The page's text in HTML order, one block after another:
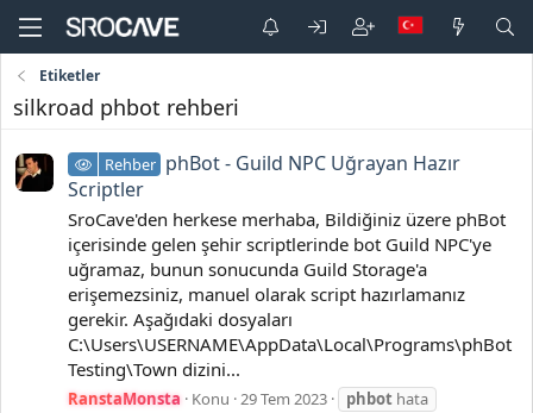
Etiketler
silkroad phbot rehberi
Rehber phBot - Guild NPC Uğrayan Hazır
Scriptler
SroCave'den herkese merhaba, Bildiğiniz üzere phBot
içerisinde gelen şehir scriptlerinde bot Guild NPC'ye
uğramaz, bunun sonucunda Guild Storage'a
erişemezsiniz, manuel olarak script hazırlamanız
gerekir. Aşağıdaki dosyaları
C:\Users\USERNAME\AppData\Local\Programs\phBot
Testing\Town dizini...
RanstaMonsta Konu 29 Tem 2023 phbot hata